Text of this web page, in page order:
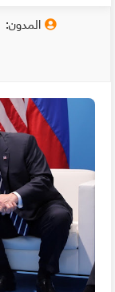
المدون: